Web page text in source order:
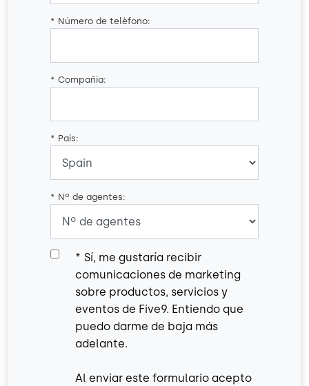
* Número de telèfono:
* Compañia:
* País:
* Nº de agentes:
* Sí, me gustaría recibir
comunicaciones de marketing
sobre productos, servicios y
eventos de Five9. Entiendo que
puedo darme de baja más
adelante.
Al enviar este formulario acepto